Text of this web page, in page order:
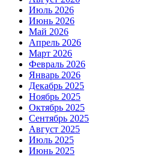
Июль 2026
Июнь 2026
Май 2026
Апрель 2026
Март 2026
Февраль 2026
Январь 2026
Декабрь 2025
Ноябрь 2025
Октябрь 2025
Сентябрь 2025
Август 2025
Июль 2025
Июнь 2025